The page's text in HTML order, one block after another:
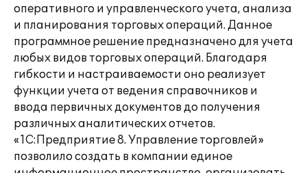
оперативного и управленческого учета, анализа
и планирования торговых операций. Данное
программное решение предназначено для учета
любых видов торговых операций. Благодаря
гибкости и настраиваемости оно реализует
функции учета от ведения справочников и
ввода первичных документов до получения
различных аналитических отчетов.
«1С:Предприятие 8. Управление торговлей»
позволило создать в компании единое